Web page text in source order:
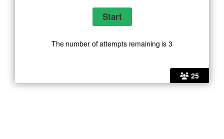
25
The number of attempts remaining is 3